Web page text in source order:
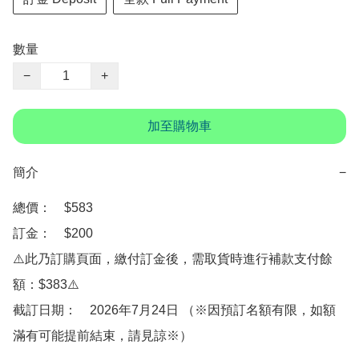
數量
−
+
加至購物車
簡介 −
總價：　$583
訂金：　$200
⚠️此乃訂購頁面，繳付訂金後，需取貨時進行補款支付餘
額：$383⚠️
截訂日期：　2026年7月24日 （※因預訂名額有限，如額
滿有可能提前結束，請見諒※）